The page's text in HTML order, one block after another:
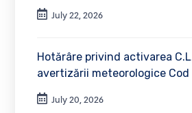
July 22, 2026
Hotărâre privind activarea
avertizării meteorologice
July 20, 2026